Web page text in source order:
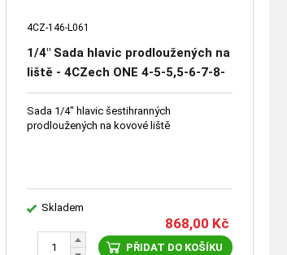
4CZ-146-L061
1/4" Sada hlavic prodloužených na
liště - 4CZech ONE 4-5-5,5-6-7-8-
9-10-11-12-13-14mm
Sada 1/4" hlavic šestihranných
prodloužených na kovové liště
Skladem
868,00 Kč
PŘIDAT DO KOŠÍKU